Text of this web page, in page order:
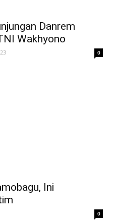
Danrem
Wakhyono
0
Ini
0